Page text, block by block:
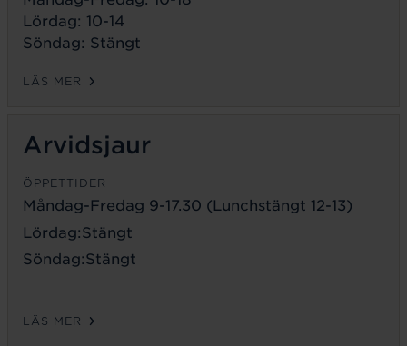
Lördag: 10-14
Söndag: Stängt
LÄS MER
Arvidsjaur
ÖPPETTIDER
Måndag-Fredag 9-17.30 (Lunchstängt 12-13)
Lördag:Stängt
Söndag:Stängt
LÄS MER